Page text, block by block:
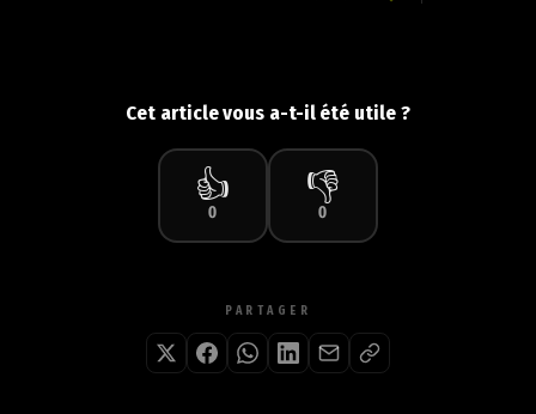
Cet article vous a-t-il été utile ?
👍
0
👎
0
PARTAGER